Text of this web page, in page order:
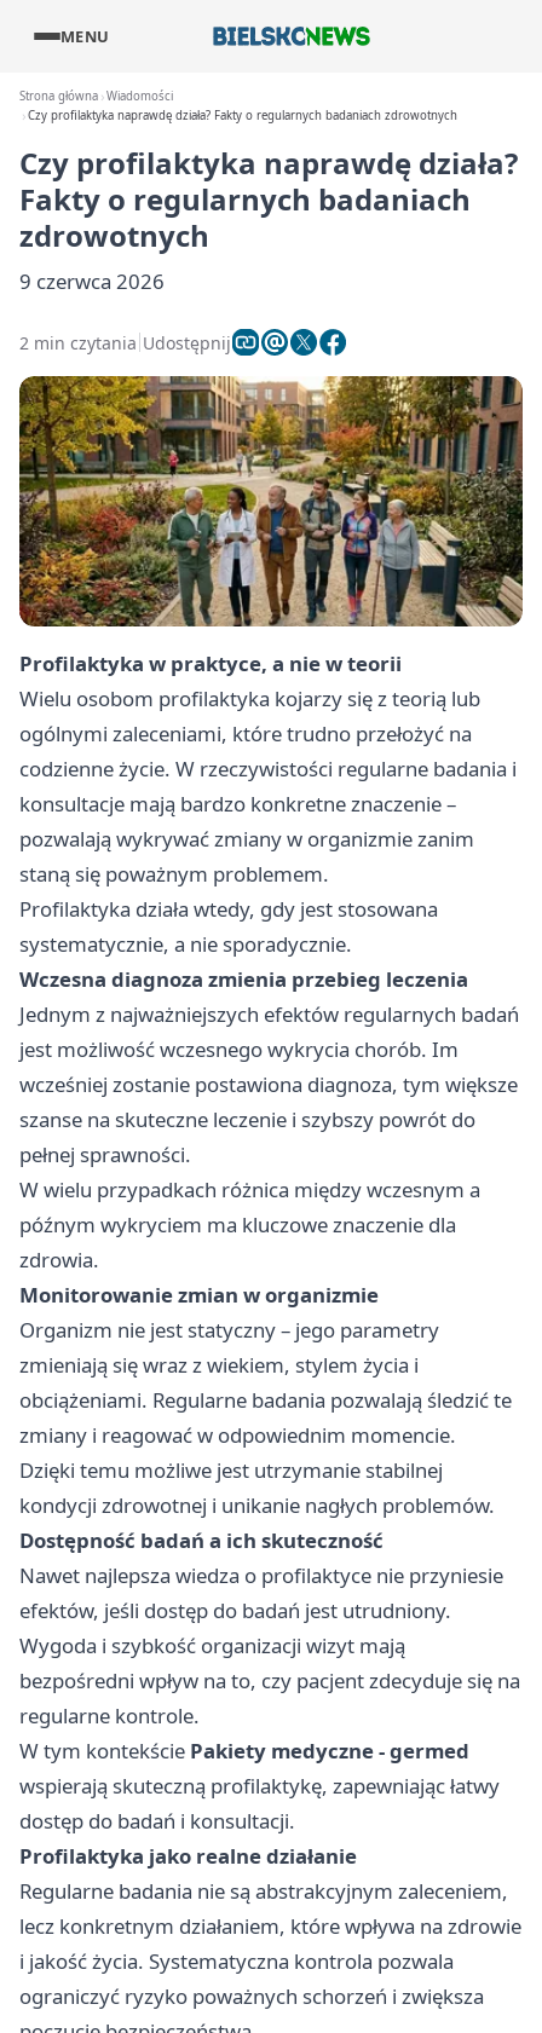
MENU
Strona główna Wiadomości
Czy profilaktyka naprawdę działa? Fakty o regularnych badaniach zdrowotnych
Czy profilaktyka naprawdę działa?
Fakty o regularnych badaniach
zdrowotnych
9 czerwca 2026
2 min czytania Udostępnij
Profilaktyka w praktyce, a nie w teorii
Wielu osobom profilaktyka kojarzy się z teorią lub
ogólnymi zaleceniami, które trudno przełożyć na
codzienne życie. W rzeczywistości regularne badania i
konsultacje mają bardzo konkretne znaczenie –
pozwalają wykrywać zmiany w organizmie zanim
staną się poważnym problemem.
Profilaktyka działa wtedy, gdy jest stosowana
systematycznie, a nie sporadycznie.
Wczesna diagnoza zmienia przebieg leczenia
Jednym z najważniejszych efektów regularnych badań
jest możliwość wczesnego wykrycia chorób. Im
wcześniej zostanie postawiona diagnoza, tym większe
szanse na skuteczne leczenie i szybszy powrót do
pełnej sprawności.
W wielu przypadkach różnica między wczesnym a
późnym wykryciem ma kluczowe znaczenie dla
zdrowia.
Monitorowanie zmian w organizmie
Organizm nie jest statyczny – jego parametry
zmieniają się wraz z wiekiem, stylem życia i
obciążeniami. Regularne badania pozwalają śledzić te
zmiany i reagować w odpowiednim momencie.
Dzięki temu możliwe jest utrzymanie stabilnej
kondycji zdrowotnej i unikanie nagłych problemów.
Dostępność badań a ich skuteczność
Nawet najlepsza wiedza o profilaktyce nie przyniesie
efektów, jeśli dostęp do badań jest utrudniony.
Wygoda i szybkość organizacji wizyt mają
bezpośredni wpływ na to, czy pacjent zdecyduje się na
regularne kontrole.
W tym kontekście Pakiety medyczne - germed
wspierają skuteczną profilaktykę, zapewniając łatwy
dostęp do badań i konsultacji.
Profilaktyka jako realne działanie
Regularne badania nie są abstrakcyjnym zaleceniem,
lecz konkretnym działaniem, które wpływa na zdrowie
i jakość życia. Systematyczna kontrola pozwala
ograniczyć ryzyko poważnych schorzeń i zwiększa